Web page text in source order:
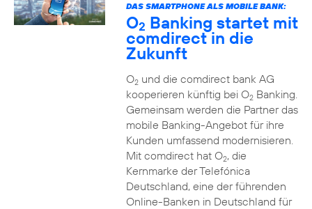
DAS SMARTPHONE ALS MOBILE BANK:
O2 Banking startet mit
comdirect in die
Zukunft
O2und die comdirect bank AG
kooperieren künftig bei O2Banking.
Gemeinsam werden die Partner das
mobile Banking-Angebot für ihre
Kunden umfassend modernisieren.
Mit comdirect hat O2, die
Kernmarke der Telefónica
Deutschland, eine der führenden
Online-Banken in Deutschland für